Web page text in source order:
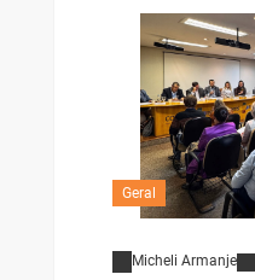
Geral
Micheli Armanje